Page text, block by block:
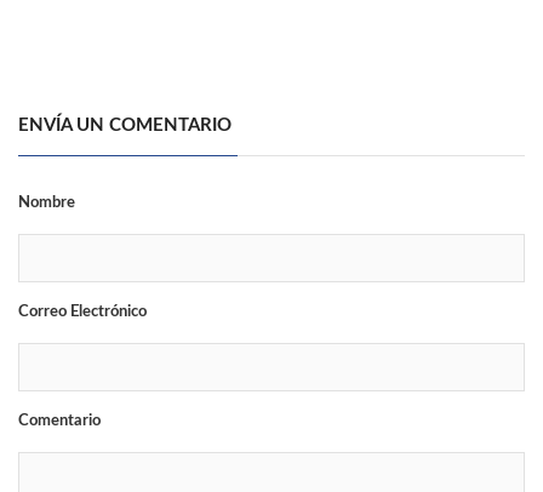
ENVÍA UN COMENTARIO
Nombre
Correo Electrónico
Comentario